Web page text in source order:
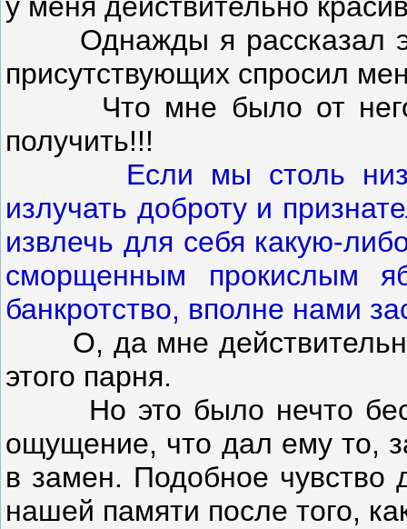
у меня действительно
Однажды я рассказал
присутствующих спросил
Что мне было от
получить!!!
Если мы столь
излучать доброту и
извлечь для себя какую-
сморщенным прокислым
банкротство, вполне нами
О, да мне действительно
этого парня.
Но это было нечто
ощущение, что дал ему то,
в замен. Подобное чувство
нашей памяти после того,